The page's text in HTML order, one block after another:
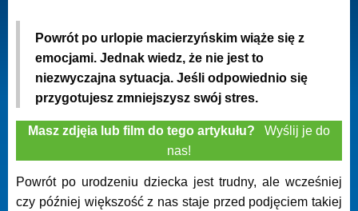
Powrót po urlopie macierzyńskim wiąże się z
emocjami. Jednak wiedz, że nie jest to
niezwyczajna sytuacja. Jeśli odpowiednio się
przygotujesz zmniejszysz swój stres.
Masz zdjęia lub film do tego artykułu? Wyślij je do
nas!
Powrót po urodzeniu dziecka jest trudny, ale wcześniej
czy później większość z nas staje przed podjęciem takiej